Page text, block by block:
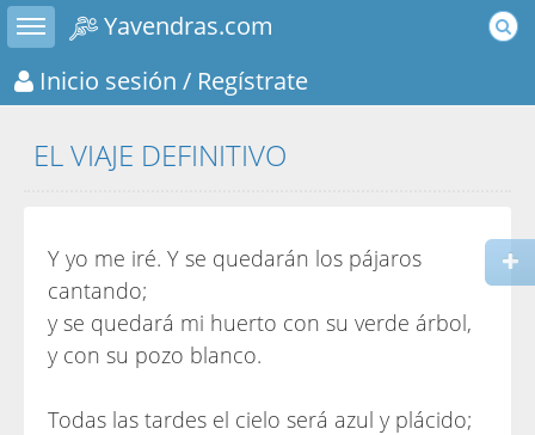
Toggle sidebar
Yavendras.com
Inicio sesión / Regístrate
EL VIAJE DEFINITIVO
Y yo me iré. Y se quedarán los pájaros
cantando;
y se quedará mi huerto con su verde árbol,
y con su pozo blanco.
Todas las tardes el cielo será azul y plácido;